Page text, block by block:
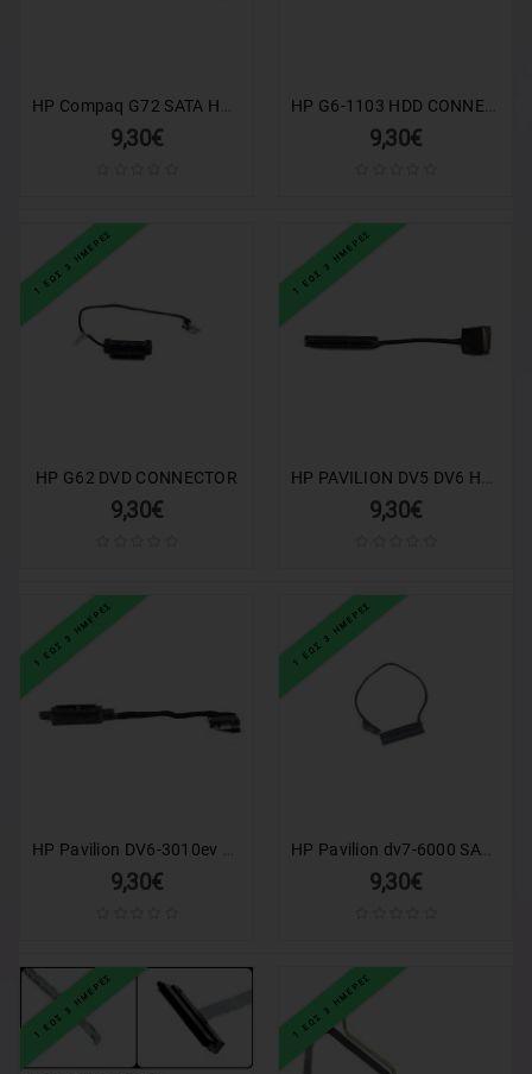
9,30€ 9,30€
1 ΕΩΣ 3 ΗΜΕΡΕΣ
HP G62 DVD CONNECTOR
9,30€
1 ΕΩΣ 3 ΗΜΕΡΕΣ
9,30€
1 ΕΩΣ 3 ΗΜΕΡΕΣ
9,30€
1 ΕΩΣ 3 ΗΜΕΡΕΣ
HP Pavilion dv7-6000 SATA Hard Disk Drive Connector Cable
9,30€
1 ΕΩΣ 3 ΗΜΕΡΕΣ 1 ΕΩΣ 3 ΗΜΕΡΕΣ